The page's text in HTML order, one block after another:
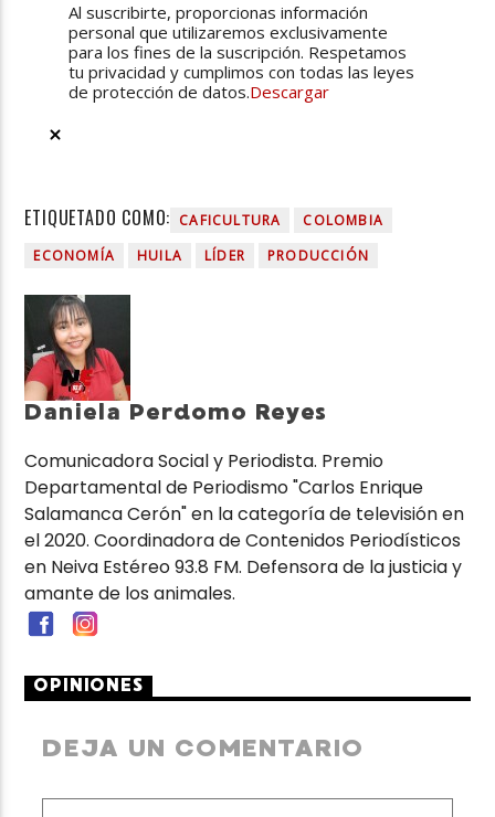
Al suscribirte, proporcionas información
personal que utilizaremos exclusivamente
para los fines de la suscripción. Respetamos
tu privacidad y cumplimos con todas las leyes
de protección de datos.Descargar
ETIQUETADO COMO: CAFICULTURA
COLOMBIA
ECONOMÍA
HUILA LÍDER PRODUCCIÓN
Daniela Perdomo Reyes
Comunicadora Social y Periodista. Premio
Departamental de Periodismo "Carlos Enrique
Salamanca Cerón" en la categoría de televisión en
el 2020. Coordinadora de Contenidos Periodísticos
en Neiva Estéreo 93.8 FM. Defensora de la justicia y
amante de los animales.
OPINIONES
DEJA UN COMENTARIO